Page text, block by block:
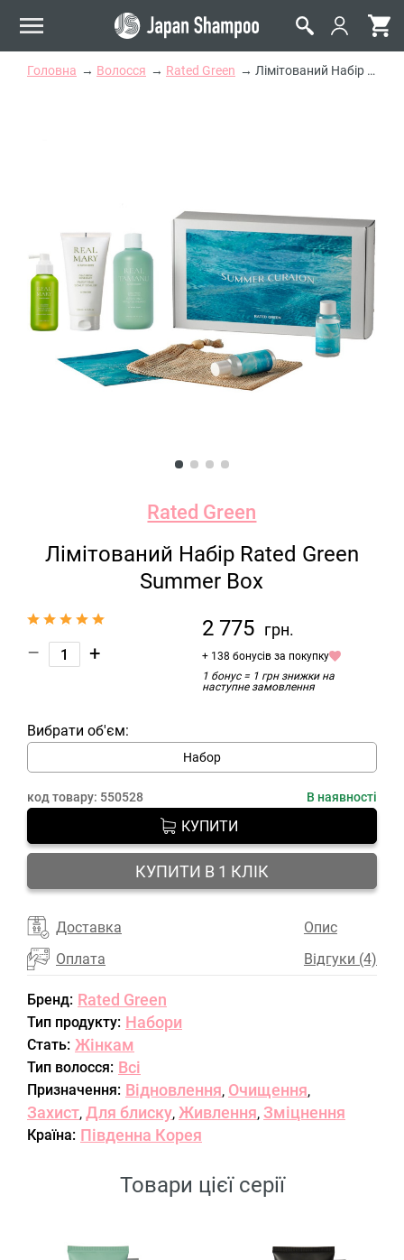
Головна Волосся Rated Green Лімітований Набір Rated Green Summer Box
Rated Green
Лімітований Набір Rated Green
Summer Box
– +
2 775 грн.
+ 138 бонусів за покупку
1 бонус = 1 грн знижки на
наступне замовлення
Вибрати об'єм:
Набор
код товару: 550528 В наявності
КУПИТИ
КУПИТИ В 1 КЛІК
Доставка
Оплата
Опис
Відгуки (4)
Бренд: Rated Green
Тип продукту: Набори
Стать: Жінкам
Тип волосся: Всі
Призначення: Відновлення, Очищення,
Захист, Для блиску, Живлення, Зміцнення
Країна: Південна Корея
Товари цієї серії